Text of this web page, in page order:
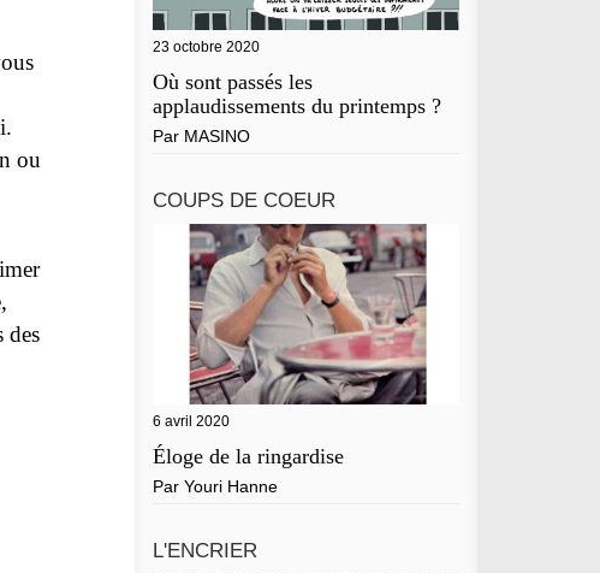
ou
des
23 octobre 2020
Où sont passés les
applaudissements du printemps ?
Par MASINO
COUPS DE COEUR
6 avril 2020
Éloge de la ringardise
Par Youri Hanne
L'ENCRIER